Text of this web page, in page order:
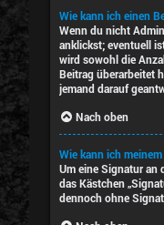
Wie kann ich einen
Wenn du nicht
anklickst; eventuell
wird sowohl die
Beitrag überarbeitet
jemand darauf
Nach oben
Wie kann ich
Um eine Signatur an
das Kästchen
dennoch ohne